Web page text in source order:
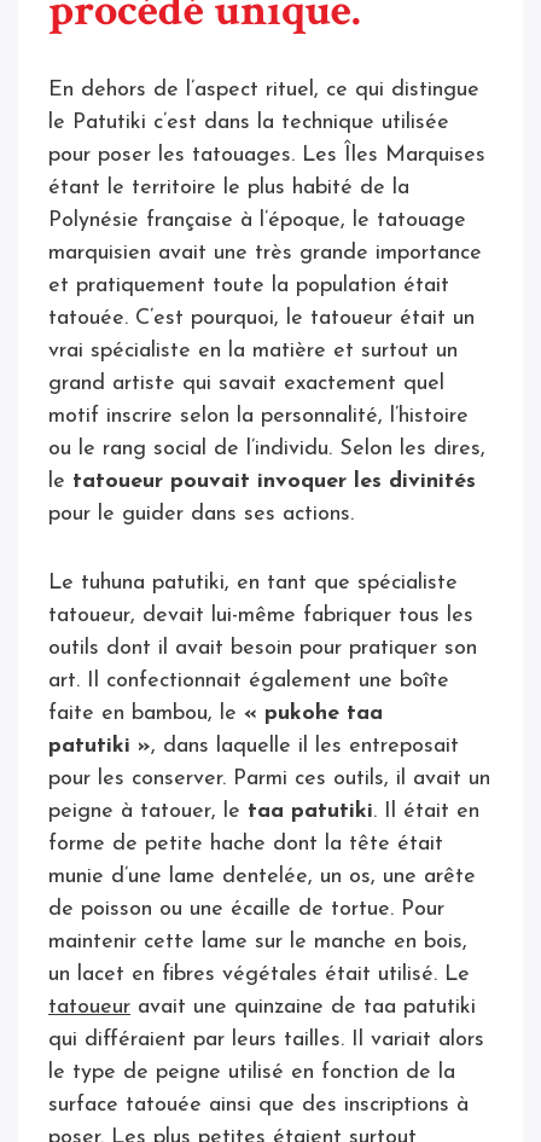
En dehors de l’aspect rituel, ce qui distingue
le Patutiki c’est dans la technique utilisée
pour poser les tatouages. Les Îles Marquises
étant le territoire le plus habité de la
Polynésie française à l’époque, le tatouage
marquisien avait une très grande importance
et pratiquement toute la population était
tatouée. C’est pourquoi, le tatoueur était un
vrai spécialiste en la matière et surtout un
grand artiste qui savait exactement quel
motif inscrire selon la personnalité, l’histoire
ou le rang social de l’individu. Selon les dires,
le tatoueur pouvait invoquer les divinités
pour le guider dans ses actions.
Le tuhuna patutiki, en tant que spécialiste
tatoueur, devait lui-même fabriquer tous les
outils dont il avait besoin pour pratiquer son
art. Il confectionnait également une boîte
faite en bambou, le « pukohe taa
patutiki », dans laquelle il les entreposait
pour les conserver. Parmi ces outils, il avait un
peigne à tatouer, le taa patutiki. Il était en
forme de petite hache dont la tête était
munie d’une lame dentelée, un os, une arête
de poisson ou une écaille de tortue. Pour
maintenir cette lame sur le manche en bois,
un lacet en fibres végétales était utilisé. Le
tatoueur avait une quinzaine de taa patutiki
qui différaient par leurs tailles. Il variait alors
le type de peigne utilisé en fonction de la
surface tatouée ainsi que des inscriptions à
poser. Les plus petites étaient surtout